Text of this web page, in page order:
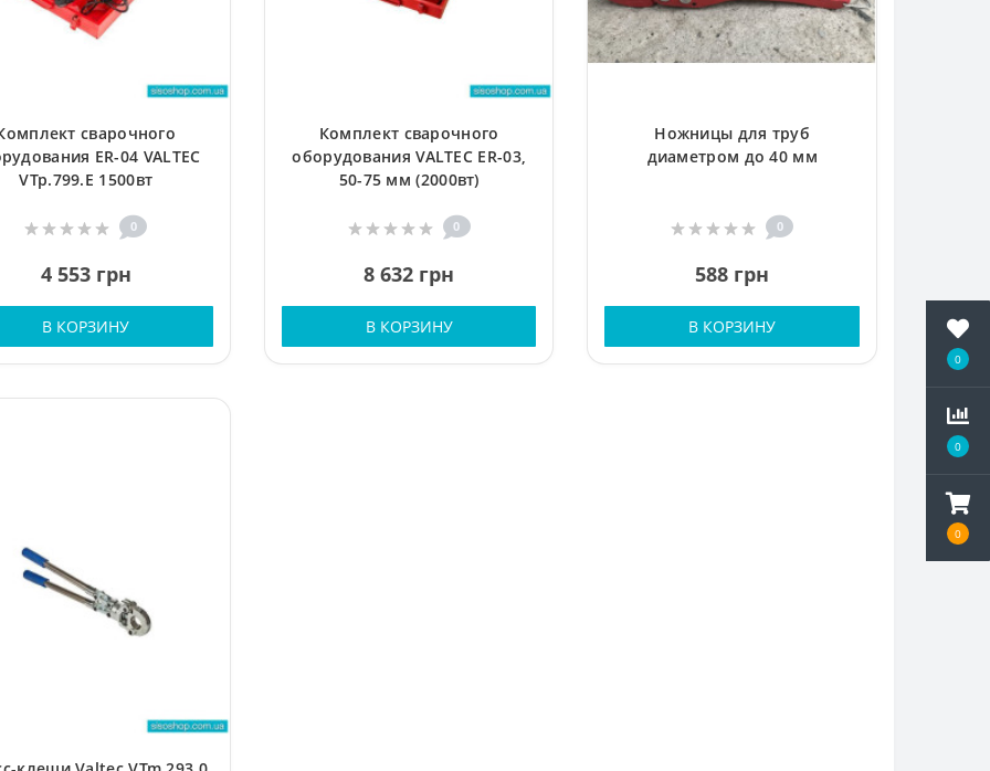
0
0
0
сварочного
ER-04 VALTEC
VTp.799.E 1500вт
0
4 553 грн
В КОРЗИНУ
Комплект сварочного
оборудования VALTEC ER-03,
50-75 мм (2000вт)
0
8 632 грн
В КОРЗИНУ
Ножницы для труб
диаметром до 40 мм
0
588 грн
В КОРЗИНУ